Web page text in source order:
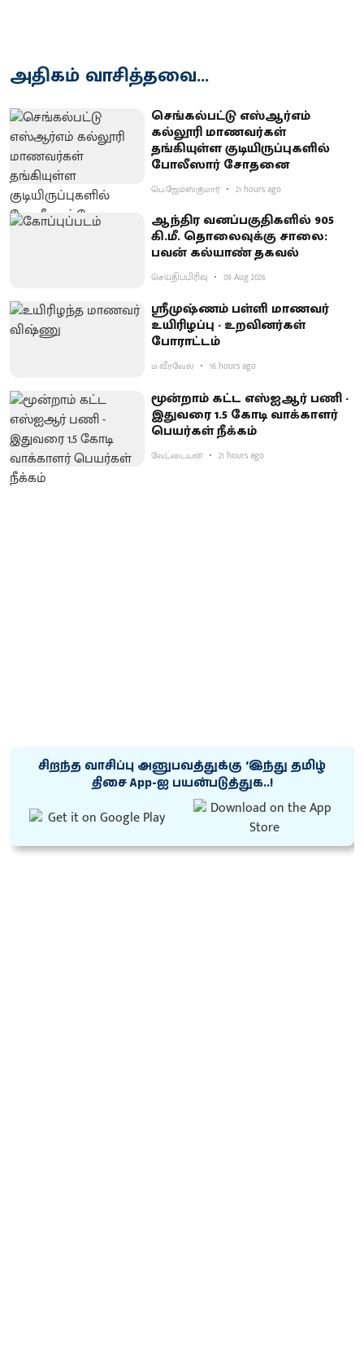
அதிகம் வாசித்தவை...
செங்கல்பட்டு எஸ்ஆர்எம்
கல்லூரி மாணவர்கள்
தங்கியுள்ள குடியிருப்புகளில்
போலீஸார் சோதனை
பெ.ஜேம்ஸ்குமார் 21 hours ago
ஆந்திர வனப்பகுதிகளில் 905
கி.மீ. தொலைவுக்கு சாலை:
பவன் கல்யாண் தகவல்
செய்திப்பிரிவு 09 Aug 2026
ஸ்ரீமுஷ்ணம் பள்ளி மாணவர்
உயிரிழப்பு - உறவினர்கள்
போராட்டம்
ம.வீரவேல் 16 hours ago
மூன்றாம் கட்ட எஸ்ஐஆர் பணி -
இதுவரை 1.5 கோடி வாக்காளர்
பெயர்கள் நீக்கம்
வேட்டையன் 21 hours ago
சிறந்த வாசிப்பு அனுபவத்துக்கு ‘இந்து தமிழ்
திசை App-ஐ பயன்படுத்துக..!